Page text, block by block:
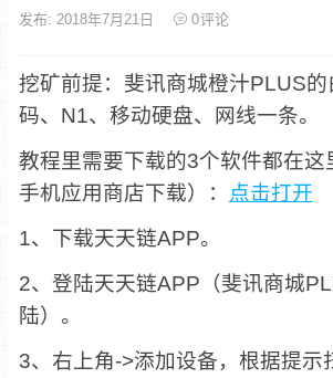
发布: 2018年7月21日 0评论
挖矿前提：斐讯商城橙汁PLUS的
码、N1、移动硬盘、网线一条。
教程里需要下载的3个软件都在这
手机应用商店下载）：
点击打开
1、下载天天链APP。
2、登陆天天链APP（斐讯商城
陆）。
3、右上角->添加设备，根据提示